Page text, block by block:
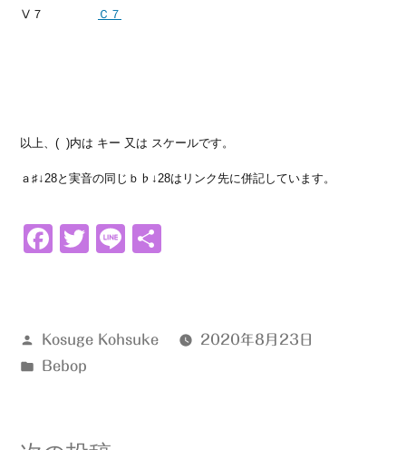
Ⅴ７ Ｃ７
以上、( )内は キー 又は スケールです。
ａ♯↓28と実音の同じｂ♭↓28はリンク先に併記しています。
Facebook
Twitter
Line
投
稿
Kosuge Kohsuke
2020年8月23日
カ
Bebop